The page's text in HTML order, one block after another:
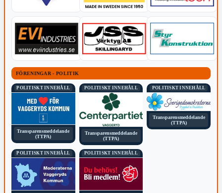
FÖRENINGAR - POLITIK
POLITISKT INNEHÅLL
Transparensmeddelande
(TTPA)
POLITISKT INNEHÅLL
Transparensmeddelande
(TTPA)
POLITISKT INNEHÅLL
Transparensmeddelande
(TTPA)
POLITISKT INNEHÅLL POLITISKT INNEHÅLL